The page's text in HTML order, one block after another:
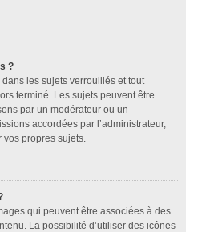
?
les sujets verrouillés et tout
terminé. Les sujets peuvent être
par un modérateur ou un
accordées par l’administrateur,
propres sujets.
qui peuvent être associées à des
La possibilité d’utiliser des icônes